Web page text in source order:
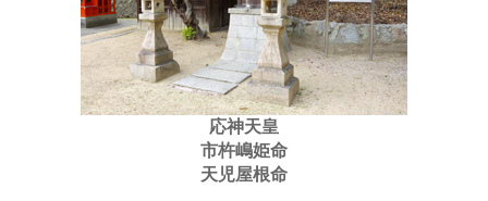
応神天皇
市杵嶋姫命
天児屋根命